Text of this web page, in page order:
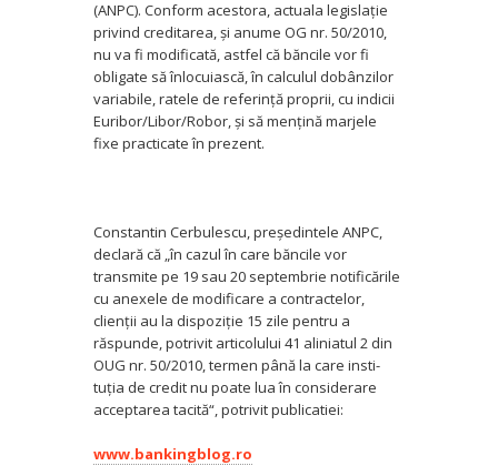
(ANPC). Conform acestora, actuala legislaţie
privind creditarea, şi anume OG nr. 50/2010,
nu va fi modificată, astfel că băncile vor fi
obligate să înlocuiască, în calculul dobânzilor
variabile, ratele de referinţă proprii, cu indicii
Euribor/­Libor/Robor, şi să menţină marjele
fixe practicate în prezent.
Constantin Cerbulescu, preşedintele ANPC,
declară că „în cazul în care băncile vor
transmite pe 19 sau 20 septembrie notificările
cu anexele de modificare a contractelor,
clienţii au la dispoziţie 15 zile pentru a
răspunde, potrivit articolului 41 aliniatul 2 din
OUG nr. 50/2010, termen până la care in­sti­
tuţia de credit nu poate lua în considerare
acceptarea tacită“, potrivit publicatiei:
www.bankingblog.ro